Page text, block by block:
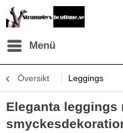
Menü
Översikt Leggings
Eleganta leggings